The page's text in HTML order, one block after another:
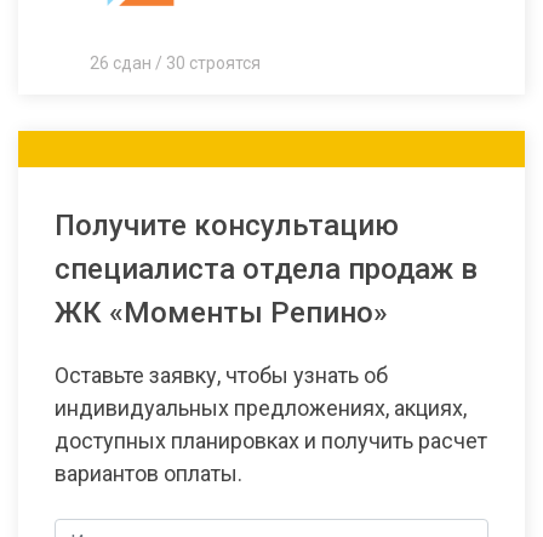
26 сдан / 30 строятся
Получите консультацию
специалиста отдела продаж в
ЖК «Моменты Репино»
Оставьте заявку, чтобы узнать об
индивидуальных предложениях, акциях,
доступных планировках и получить расчет
вариантов оплаты.